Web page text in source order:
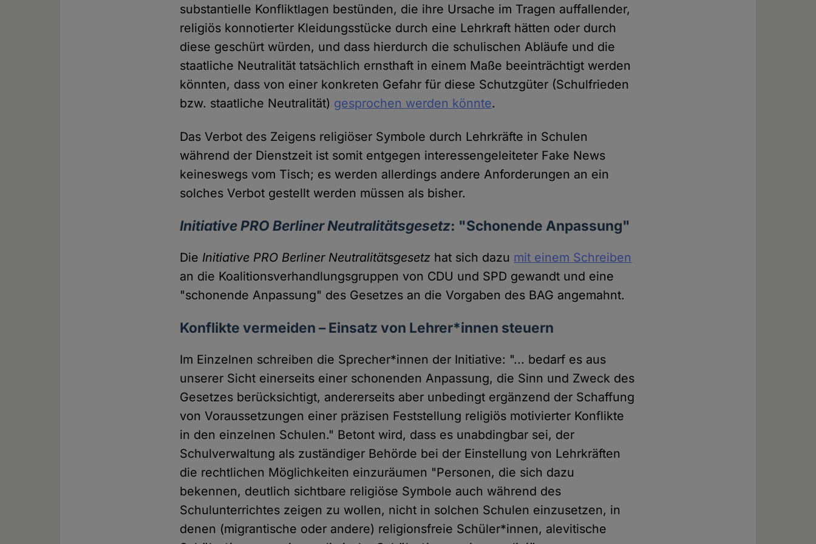
substantielle Konfliktlagen bestünden, die ihre Ursache im Tragen auffallender,
religiös konnotierter Kleidungsstücke durch eine Lehrkraft hätten oder durch
diese geschürt würden, und dass hierdurch die schulischen Abläufe und die
staatliche Neutralität tatsächlich ernsthaft in einem Maße beeinträchtigt werden
könnten, dass von einer konkreten Gefahr für diese Schutzgüter (Schulfrieden
bzw. staatliche Neutralität) gesprochen werden könnte.
Das Verbot des Zeigens religiöser Symbole durch Lehrkräfte in Schulen
während der Dienstzeit ist somit entgegen interessengeleiteter Fake News
keineswegs vom Tisch; es werden allerdings andere Anforderungen an ein
solches Verbot gestellt werden müssen als bisher.
Initiative PRO Berliner Neutralitätsgesetz: "Schonende Anpassung"
Die Initiative PRO Berliner Neutralitätsgesetz hat sich dazu mit einem Schreiben
an die Koalitionsverhandlungsgruppen von CDU und SPD gewandt und eine
"schonende Anpassung" des Gesetzes an die Vorgaben des BAG angemahnt.
Konflikte vermeiden – Einsatz von Lehrer*innen steuern
Im Einzelnen schreiben die Sprecher*innen der Initiative: "... bedarf es aus
unserer Sicht einerseits einer schonenden Anpassung, die Sinn und Zweck des
Gesetzes berücksichtigt, andererseits aber unbedingt ergänzend der Schaffung
von Voraussetzungen einer präzisen Feststellung religiös motivierter Konflikte
in den einzelnen Schulen." Betont wird, dass es unabdingbar sei, der
Schulverwaltung als zuständiger Behörde bei der Einstellung von Lehrkräften
die rechtlichen Möglichkeiten einzuräumen "Personen, die sich dazu
bekennen, deutlich sichtbare religiöse Symbole auch während des
Schulunterrichtes zeigen zu wollen, nicht in solchen Schulen einzusetzen, in
denen (migrantische oder andere) religionsfreie Schüler*innen, alevitische